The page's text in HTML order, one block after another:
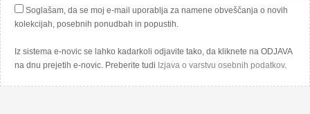
Soglašam, da se moj e-mail uporablja za namene obveščanja o novih
kolekcijah, posebnih ponudbah in popustih.
Iz sistema e-novic se lahko kadarkoli odjavite tako, da kliknete na ODJAVA
na dnu prejetih e-novic. Preberite tudi Izjava o varstvu osebnih podatkov.